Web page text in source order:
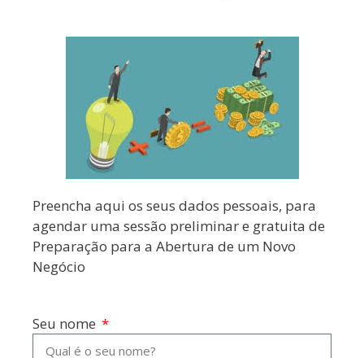
Preencha aqui os seus dados pessoais, para
agendar uma sessão preliminar e gratuita de
Preparação para a Abertura de um Novo
Negócio
Seu nome